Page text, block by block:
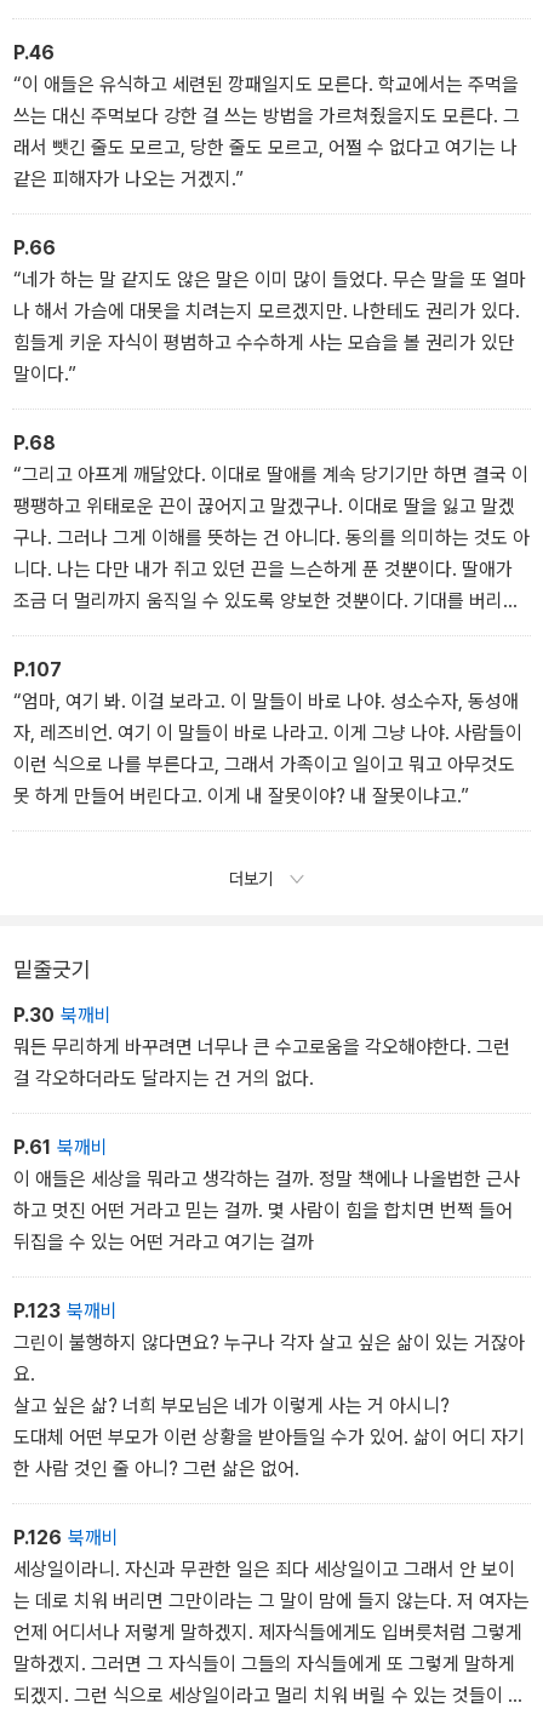
발전하는 모습을 보여 준다. 이는 타인을 향한 시선을 다루는 김혜진
만의 성과라 할 만하다.
P.46
“이 애들은 유식하고 세련된 깡패일지도 모른다. 학교에서는 주먹을
쓰는 대신 주먹보다 강한 걸 쓰는 방법을 가르쳐줬을지도 모른다. 그
래서 뺏긴 줄도 모르고, 당한 줄도 모르고, 어쩔 수 없다고 여기는 나
같은 피해자가 나오는 거겠지.”
P.66
“네가 하는 말 같지도 않은 말은 이미 많이 들었다. 무슨 말을 또 얼마
나 해서 가슴에 대못을 치려는지 모르겠지만. 나한테도 권리가 있다.
힘들게 키운 자식이 평범하고 수수하게 사는 모습을 볼 권리가 있단
말이다.”
P.68
“그리고 아프게 깨달았다. 이대로 딸애를 계속 당기기만 하면 결국 이
팽팽하고 위태로운 끈이 끊어지고 말겠구나. 이대로 딸을 잃고 말겠
구나. 그러나 그게 이해를 뜻하는 건 아니다. 동의를 의미하는 것도 아
니다. 나는 다만 내가 쥐고 있던 끈을 느슨하게 푼 것뿐이다. 딸애가
조금 더 멀리까지 움직일 수 있도록 양보한 것뿐이다. 기대를 버리고,
욕심을 버리고, 또 무언가를 버리고 계속 버리면서 물러선 것뿐이다.
그게 얼마나 어려운 일이었는지. 딸애는 정말 모르는 걸까. 모른 척하
는 걸까. 모르고 싶은 걸까.”
P.107
“엄마, 여기 봐. 이걸 보라고. 이 말들이 바로 나야. 성소수자, 동성애
자, 레즈비언. 여기 이 말들이 바로 나라고. 이게 그냥 나야. 사람들이
이런 식으로 나를 부른다고, 그래서 가족이고 일이고 뭐고 아무것도
못 하게 만들어 버린다고. 이게 내 잘못이야? 내 잘못이냐고.”
더보기
밑줄긋기
P.30 북깨비
뭐든 무리하게 바꾸려면 너무나 큰 수고로움을 각오해야한다. 그런
걸 각오하더라도 달라지는 건 거의 없다.
P.61 북깨비
이 애들은 세상을 뭐라고 생각하는 걸까. 정말 책에나 나올법한 근사
하고 멋진 어떤 거라고 믿는 걸까. 몇 사람이 힘을 합치면 번쩍 들어
뒤집을 수 있는 어떤 거라고 여기는 걸까
P.123 북깨비
그린이 불행하지 않다면요? 누구나 각자 살고 싶은 삶이 있는 거잖아
요.
살고 싶은 삶? 너희 부모님은 네가 이렇게 사는 거 아시니?
도대체 어떤 부모가 이런 상황을 받아들일 수가 있어. 삶이 어디 자기
한 사람 것인 줄 아니? 그런 삶은 없어.
P.126 북깨비
세상일이라니. 자신과 무관한 일은 죄다 세상일이고 그래서 안 보이
는 데로 치워 버리면 그만이라는 그 말이 맘에 들지 않는다. 저 여자는
언제 어디서나 저렇게 말하겠지. 제자식들에게도 입버릇처럼 그렇게
말하겠지. 그러면 그 자식들이 그들의 자식들에게 또 그렇게 말하게
되겠지. 그런 식으로 세상일이라고 멀리 치워 버릴 수 있는 것들이 하